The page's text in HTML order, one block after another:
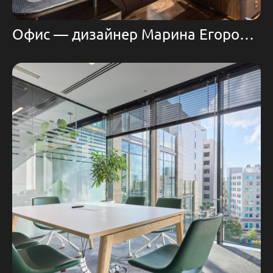
Офис — дизайнер Марина Егорова | Domoff Group